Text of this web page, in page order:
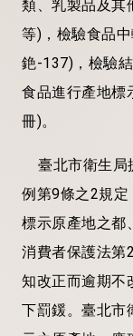
類、乳製品及其
等)，檢驗食品
銫-137)，檢驗
食品進行產地標
冊)。
臺北市衛生局
例第9條之2規
標示原產地之都
消費者保護法第
知改正而逾期不
下罰鍰。臺北市